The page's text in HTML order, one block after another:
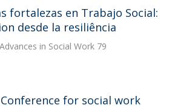
fortalezas en Trabajo Social:
desde la resiliência
in Social Work 79
for social work